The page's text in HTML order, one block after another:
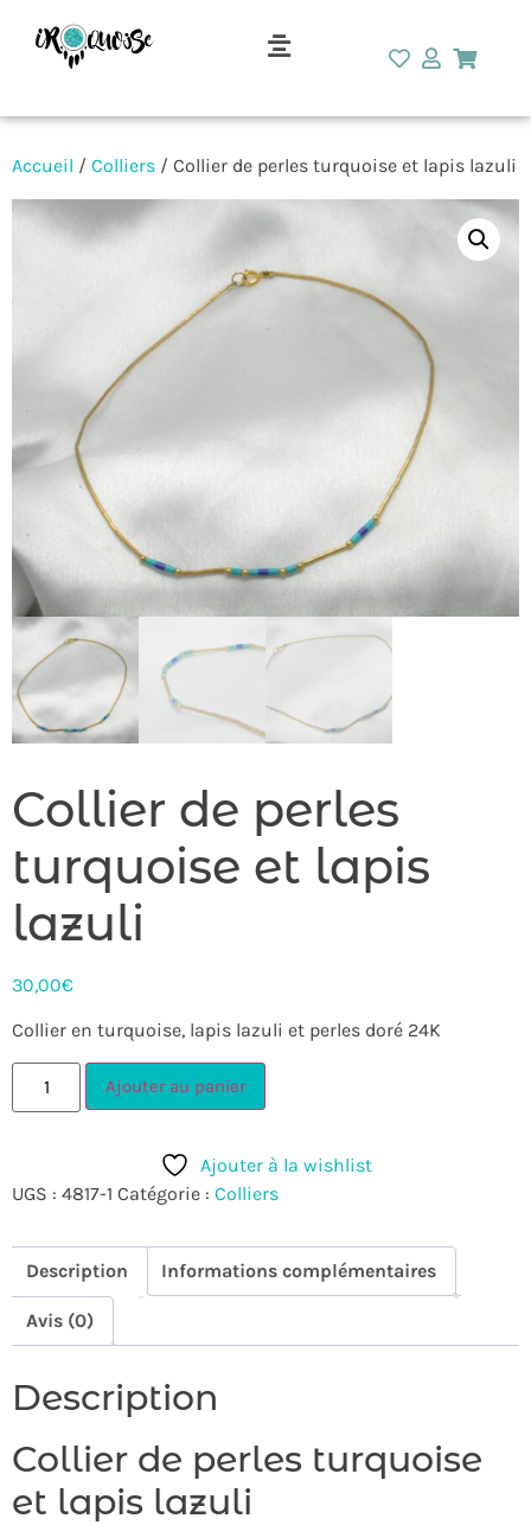
Accueil / Colliers / Collier de perles turquoise et lapis lazuli
Collier de perles
turquoise et lapis
lazuli
30,00€
Collier en turquoise, lapis lazuli et perles doré 24K
Ajouter au panier
Ajouter à la wishlist
UGS : 4817-1 Catégorie : Colliers
Description Informations complémentaires
Avis (0)
Description
Collier de perles turquoise
et lapis lazuli